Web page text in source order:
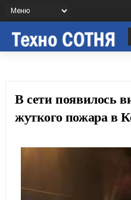
В сети появилось
жуткого пожара в